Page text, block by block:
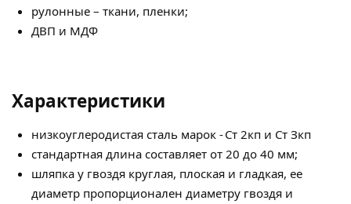
рулонные – ткани, пленки;
ДВП и МДФ
Характеристики
низкоуглеродистая сталь марок - Ст 2кп и Ст Зкп
стандартная длина составляет от 20 до 40 мм;
шляпка у гвоздя круглая, плоская и гладкая, ее
диаметр пропорционален диаметру гвоздя и